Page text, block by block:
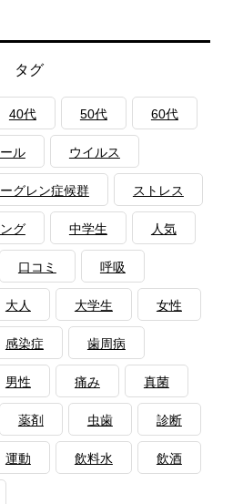
タグ
40代 50代 60代
ル ウイルス
グレン症候群 ストレス
グ 中学生 人気
口コミ 呼吸
大人 大学生 女性
感染症 歯周病
男性 痛み 真菌
薬剤 虫歯 診断
運動 飲料水 飲酒